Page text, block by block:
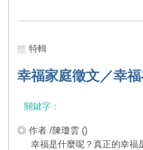
特輯
幸福家庭徵文／幸
關鍵字：
◎ 作者 /陳瓊雲 ()
幸福是什麼呢？真正的幸福